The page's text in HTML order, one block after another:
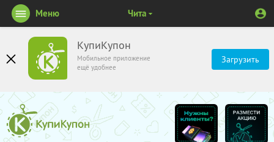
КупиКупон
Мобильное приложение
ещё удобнее
Загрузить
Меню Чита